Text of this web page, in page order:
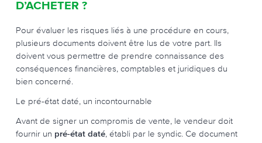
D’ACHETER ?
Pour évaluer les risques liés à une procédure en cours,
plusieurs documents doivent être lus de votre part. Ils
doivent vous permettre de prendre connaissance des
conséquences financières, comptables et juridiques du
bien concerné.
Le pré-état daté, un incontournable
Avant de signer un compromis de vente, le vendeur doit
fournir un pré-état daté, établi par le syndic. Ce document